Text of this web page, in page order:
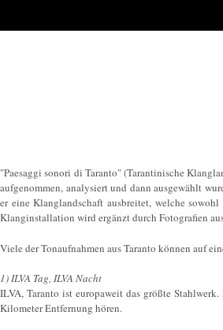
"Paesaggi sonori di Taranto" (Tarantinische
aufgenommen, analysiert und dann ausgewählt
er eine Klanglandschaft ausbreitet, welche
Klanginstallation wird ergänzt durch Fotografien
Viele der Tonaufnahmen aus Taranto können auf
1) ILVA Tag, ILVA Nacht
ILVA, Taranto ist europaweit das größte
Kilometer Entfernung hören.